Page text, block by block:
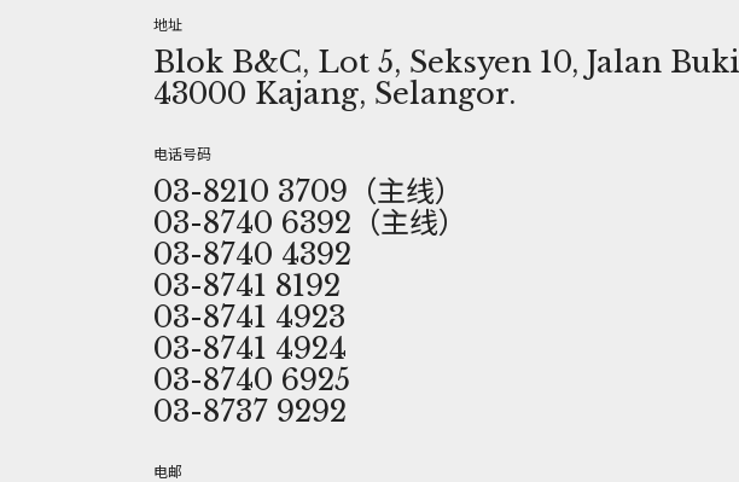
地址
Blok B&C, Lot 5, Seksyen 10, Jalan
43000 Kajang, Selangor.
电话号码
03-8210 3709（主线）
03-8740 6392（主线）
03-8740 4392
03-8741 8192
03-8741 4923
03-8741 4924
03-8740 6925
03-8737 9292
电邮